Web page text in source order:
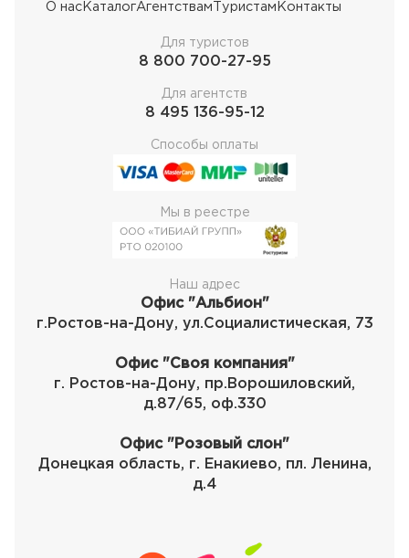
О насКаталогАгентствам Туристам Контакты
Для туристов
8 800 700-27-95
Для агентств
8 495 136-95-12
Способы оплаты
Мы в реестре
Наш адрес
Офис "Альбион"
г.Ростов-на-Дону, ул.Социалистическая, 73
Офис "Своя компания"
г. Ростов-на-Дону, пр.Ворошиловский,
д.87/65, оф.330
Офис "Розовый слон"
Донецкая область, г. Енакиево, пл. Ленина,
д.4